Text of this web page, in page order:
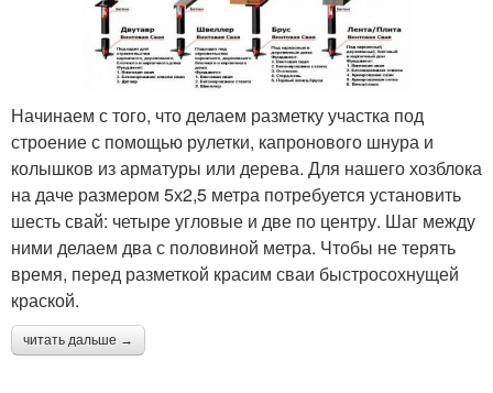
Начинаем с того, что делаем разметку участка под
строение с помощью рулетки, капронового шнура и
колышков из арматуры или дерева. Для нашего хозблока
на даче размером 5х2,5 метра потребуется установить
шесть свай: четыре угловые и две по центру. Шаг между
ними делаем два с половиной метра. Чтобы не терять
время, перед разметкой красим сваи быстросохнущей
краской.
читать дальше →